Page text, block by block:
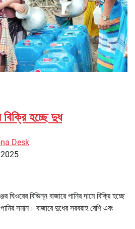
বিক্রি হচ্ছে দুধ
Desk
ঘিওরের বিভিন্ন বাজারে পানির দামে বিক্রি হচ্ছে
সমান। বাজারে দুধের সরবরাহ বেশি এবং